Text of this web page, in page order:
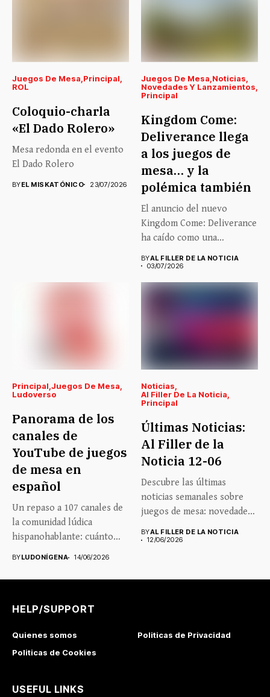
Juegos De Mesa Principal
ROL
Coloquio-charla
«El Dado Rolero»
Mesa redonda en el evento
El Dado Rolero
BYEL MISKATÓNICO 23/07/2026
Juegos De Mesa Noticias
Novedades Y Lanzamientos
Principal
Kingdom Come:
Deliverance llega
a los juegos de
mesa… y la
polémica también
El anuncio del nuevo
Kingdom Come: Deliverance
ha caído como una
BYAL FILLER DE LA NOTICIA
03/07/2026
Principal Juegos De Mesa
Ludoverso
Panorama de los
canales de
YouTube de juegos
de mesa en
español
Un repaso a 107 canales de
la comunidad lúdica
hispanohablante: cuánto
crecen,...
BYLUDONÍGENA 14/06/2026
Noticias
Al Filler De La Noticia
Principal
Últimas Noticias:
Al Filler de la
Noticia 12-06
Descubre las últimas
noticias semanales sobre
juegos de mesa: novedades,
BYAL FILLER DE LA NOTICIA
12/06/2026
HELP/SUPPORT
Quienes somos
Politicas de Privacidad
Politicas de Cookies
USEFUL LINKS